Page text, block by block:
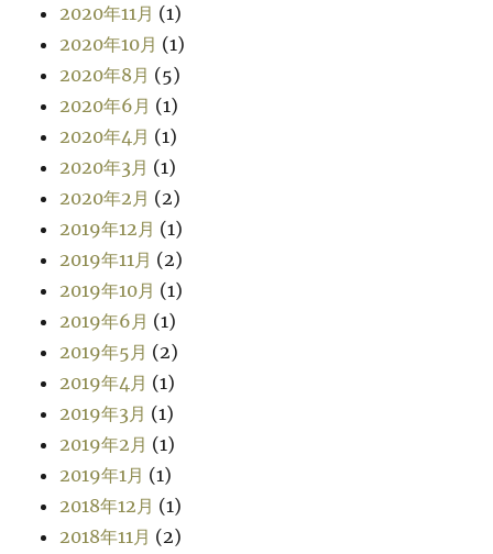
2020年11月 (1)
2020年10月 (1)
2020年8月 (5)
2020年6月 (1)
2020年4月 (1)
2020年3月 (1)
2020年2月 (2)
2019年12月 (1)
2019年11月 (2)
2019年10月 (1)
2019年6月 (1)
2019年5月 (2)
2019年4月 (1)
2019年3月 (1)
2019年2月 (1)
2019年1月 (1)
2018年12月 (1)
2018年11月 (2)